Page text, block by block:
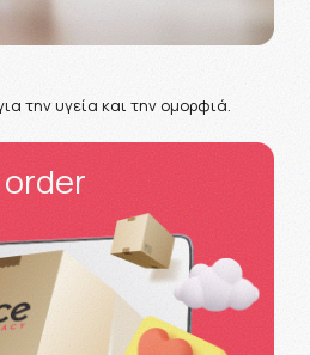
την υγεία και την ομορφιά.